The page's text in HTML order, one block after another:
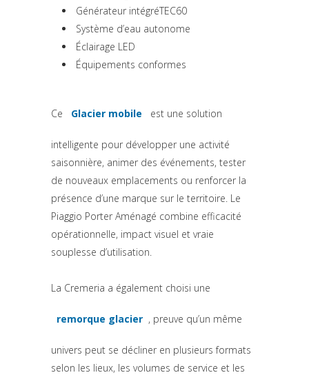
Générateur intégréTEC60
Système d’eau autonome
Éclairage LED
Équipements conformes
Ce Glacier mobile
(si apre in una nuova scheda)
est une solution
intelligente pour développer une activité
saisonnière, animer des événements, tester
de nouveaux emplacements ou renforcer la
présence d’une marque sur le territoire. Le
Piaggio Porter Aménagé combine efficacité
opérationnelle, impact visuel et vraie
souplesse d’utilisation.
La Cremeria a également choisi une
remorque glacier
(si apre in una nuova scheda)
, preuve qu’un même
univers peut se décliner en plusieurs formats
selon les lieux, les volumes de service et les